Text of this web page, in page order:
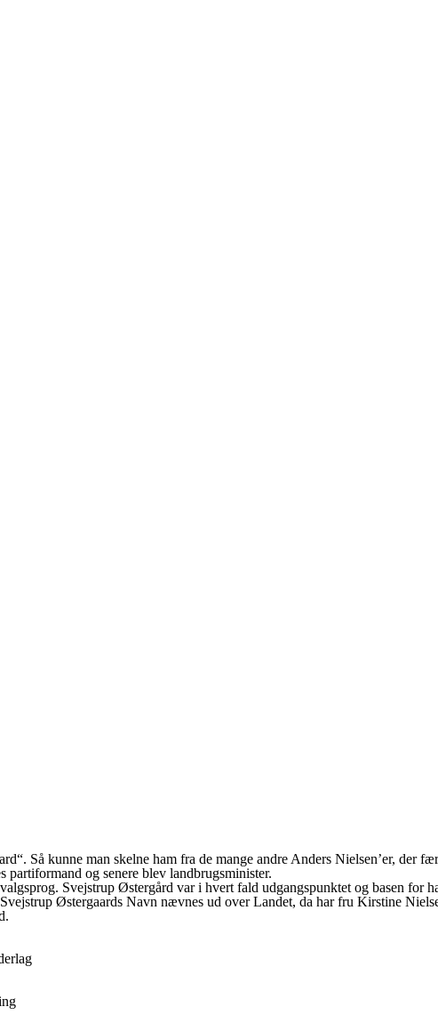
Så kunne man skelne ham fra de mange andre Anders Nielsen’er, der
partiformand og senere blev landbrugsminister.
Svejstrup Østergård var i hvert fald udgangspunktet og basen for
Østergaards Navn nævnes ud over Landet, da har fru Kirstine